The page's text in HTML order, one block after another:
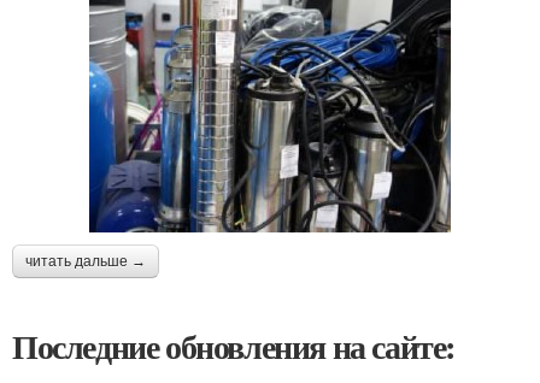
читать дальше →
Последние обновления на сайте: